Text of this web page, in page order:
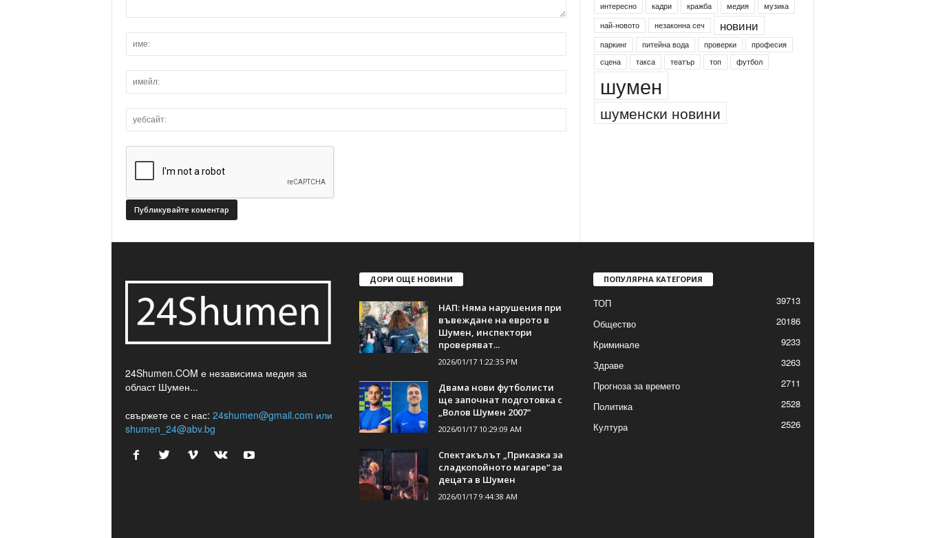
интересно кадри кражба медия
музика
най-новото
незаконна сеч новини
паркинг питейна вода проверки
професия
сцена
такса театър топ футбол
шумен
шуменски новини
24Shumen.COM е независима медия за
област Шумен...
свържете се с нас: 24shumen@gmail.com или
shumen_24@abv.bg
ДОРИ ОЩЕ НОВИНИ
НАП: Няма нарушения при
въвеждане на еврото в
Шумен, инспектори
проверяват...
2026/01/17 1:22:35 PM
Двама нови футболисти
ще започнат подготовка с
„Волов Шумен 2007“
2026/01/17 10:29:09 AM
Спектакълът „Приказка за
сладкопойното магаре“ за
децата в Шумен
2026/01/17 9:44:38 AM
ПОПУЛЯРНА КАТЕГОРИЯ
ТОП
39713
Общество
20186
Криминале
9233
Здраве
3263
Прогноза за времето
2711
Политика
2528
Култура
2526